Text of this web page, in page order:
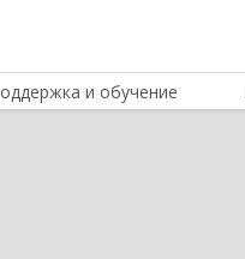
и обучение